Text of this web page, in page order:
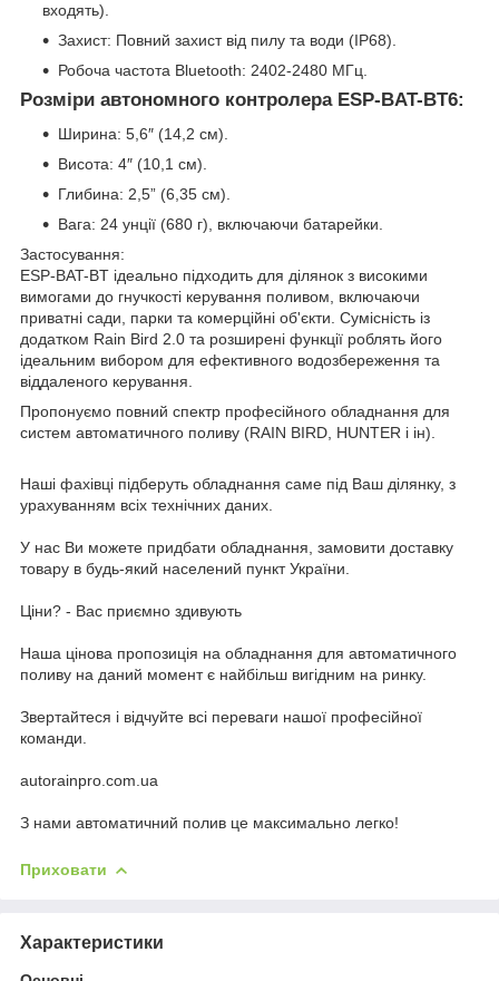
входять).
Захист: Повний захист від пилу та води (IP68).
Робоча частота Bluetooth: 2402-2480 МГц.
Розміри автономного контролера ESP-BAT-BT6:
Ширина: 5,6″ (14,2 см).
Висота: 4″ (10,1 см).
Глибина: 2,5” (6,35 см).
Вага: 24 унції (680 г), включаючи батарейки.
Застосування:
ESP-BAT-BT ідеально підходить для ділянок з високими
вимогами до гнучкості керування поливом, включаючи
приватні сади, парки та комерційні об'єкти. Сумісність із
додатком Rain Bird 2.0 та розширені функції роблять його
ідеальним вибором для ефективного водозбереження та
віддаленого керування.
Пропонуємо повний спектр професійного обладнання для
систем автоматичного поливу (RAIN BIRD, HUNTER і ін).
Наші фахівці підберуть обладнання саме під Ваш ділянку, з
урахуванням всіх технічних даних.
У нас Ви можете придбати обладнання, замовити доставку
товару в будь-який населений пункт України.
Ціни? - Вас приємно здивують
Наша цінова пропозиція на обладнання для автоматичного
поливу на даний момент є найбільш вигідним на ринку.
Звертайтеся і відчуйте всі переваги нашої професійної
команди.
autorainpro.com.ua
З нами автоматичний полив це максимально легко!
Приховати
Характеристики